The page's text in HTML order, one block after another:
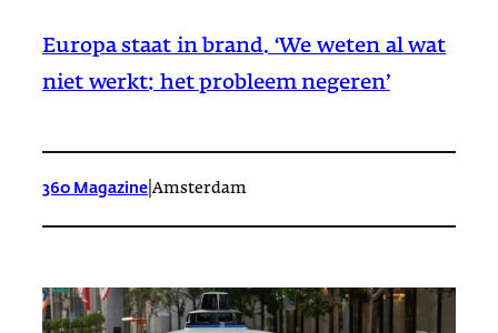
Europa staat in brand. ‘We weten al wat
niet werkt: het probleem negeren’
360 Magazine Amsterdam